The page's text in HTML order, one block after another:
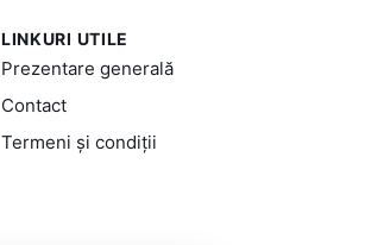
LINKURI UTILE
Prezentare generală
Contact
Termeni și condiții